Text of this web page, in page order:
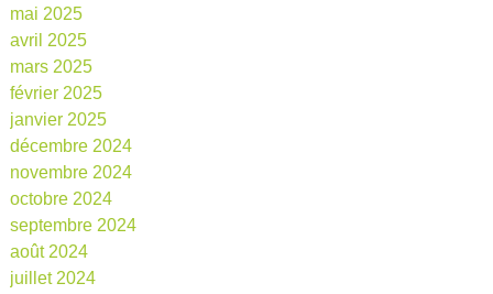
mai 2025
avril 2025
mars 2025
février 2025
janvier 2025
décembre 2024
novembre 2024
octobre 2024
septembre 2024
août 2024
juillet 2024